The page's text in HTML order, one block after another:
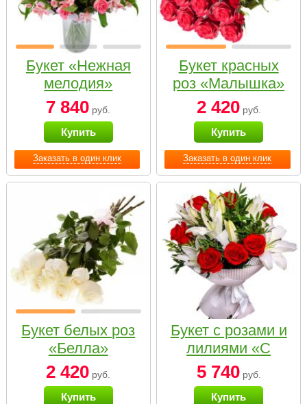
Заказать в один клик
Букет «Нежная
мелодия»
7 840 руб.
Купить
Заказать в один клик
Букет красных
роз «Малышка»
2 420руб.
Купить
Букет белых роз
«Белла»
2 420 руб.
Купить
Букет с розами и
лилиями «С
наилучшими
пожеланиями»
5 740руб.
Купить